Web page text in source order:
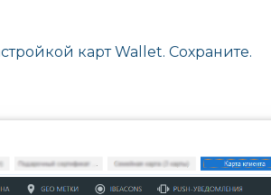
карт Wallet. Сохраните.